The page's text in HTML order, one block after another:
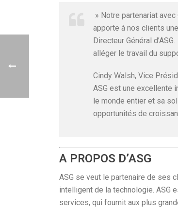
» Notre partenariat
apporte à nos clients
Directeur Général
alléger le travail du
Cindy Walsh, Vice
ASG est une excellente
le monde entier et sa
opportunités de
A PROPOS D’ASG
ASG se veut le partenaire de ses
intelligent de la technologie. ASG
services, qui fournit aux plus